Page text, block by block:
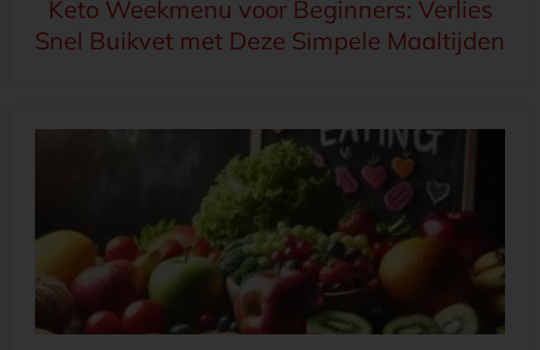
Keto Weekmenu voor Beginners: Verlies
Snel Buikvet met Deze Simpele Maaltijden